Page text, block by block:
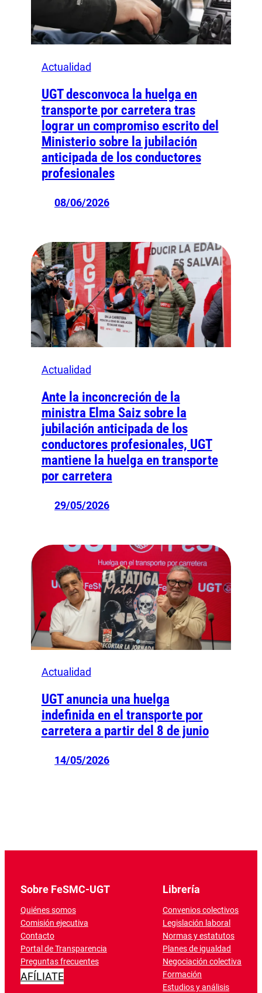
Actualidad
UGT desconvoca la huelga en
transporte por carretera tras
lograr un compromiso escrito del
Ministerio sobre la jubilación
anticipada de los conductores
profesionales
08/06/2026
Actualidad
Ante la inconcreción de la
ministra Elma Saiz sobre la
jubilación anticipada de los
conductores profesionales, UGT
mantiene la huelga en transporte
por carretera
29/05/2026
Actualidad
UGT anuncia una huelga
indefinida en el transporte por
carretera a partir del 8 de junio
14/05/2026
Sobre FeSMC-UGT
Quiénes somos
Comisión ejecutiva
Contacto
Portal de Transparencia
Preguntas frecuentes
AFÍLIATE
Librería
Convenios colectivos
Legislación laboral
Normas y estatutos
Planes de igualdad
Negociación colectiva
Formación
Estudios y análisis